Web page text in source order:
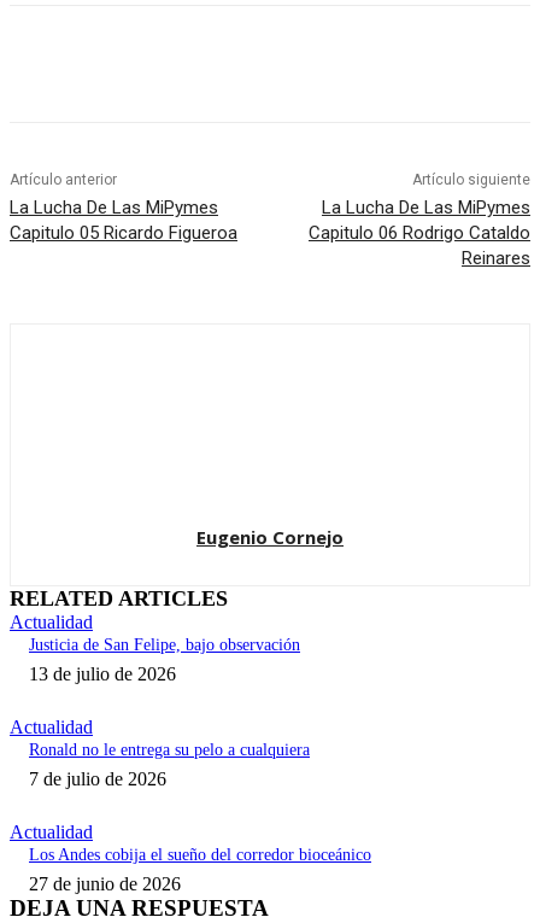
Artículo anterior
La Lucha De Las MiPymes
Capitulo 05 Ricardo Figueroa
Artículo siguiente
La Lucha De Las MiPymes
Capitulo 06 Rodrigo Cataldo
Reinares
Eugenio Cornejo
RELATED ARTICLES
Actualidad
Justicia de San Felipe, bajo observación
13 de julio de 2026
Actualidad
Ronald no le entrega su pelo a cualquiera
7 de julio de 2026
Actualidad
Los Andes cobija el sueño del corredor bioceánico
27 de junio de 2026
DEJA UNA RESPUESTA